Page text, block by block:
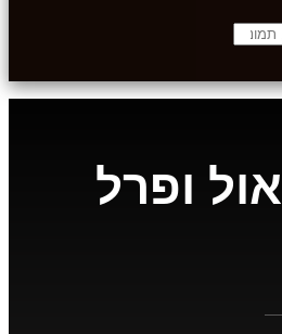
ופרל